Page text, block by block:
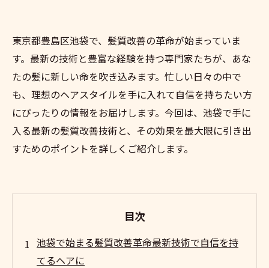
東京都豊島区池袋で、髪質改善の革命が始まっていま
す。最新の技術と豊富な経験を持つ専門家たちが、あな
たの髪に新しい命を吹き込みます。忙しい日々の中で
も、理想のヘアスタイルを手に入れて自信を持ちたい方
にぴったりの情報をお届けします。今回は、池袋で手に
入る最新の髪質改善技術と、その効果を最大限に引き出
すためのポイントを詳しくご紹介します。
目次
池袋で始まる髪質改善革命最新技術で自信を持
てるヘアに